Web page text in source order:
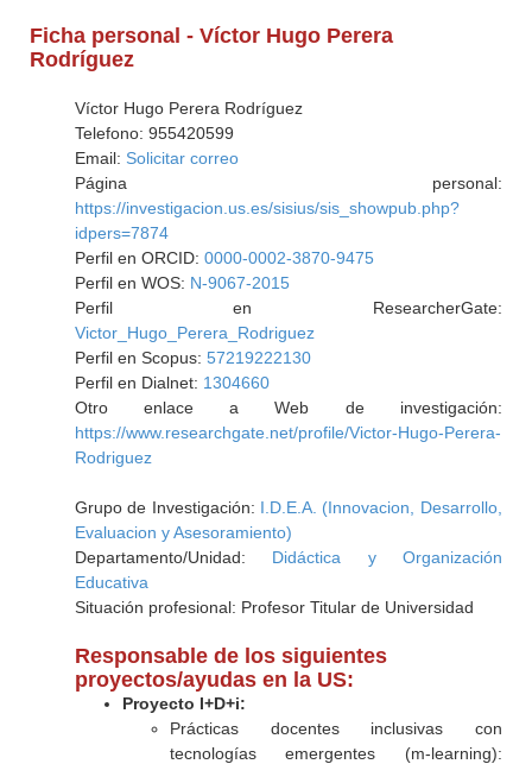
Ficha personal - Víctor Hugo Perera
Rodríguez
Víctor Hugo Perera Rodríguez
Telefono: 955420599
Email: Solicitar correo
Página personal:
https://investigacion.us.es/sisius/sis_showpub.php?
idpers=7874
Perfil en ORCID: 0000-0002-3870-9475
Perfil en WOS: N-9067-2015
Perfil en ResearcherGate:
Victor_Hugo_Perera_Rodriguez
Perfil en Scopus: 57219222130
Perfil en Dialnet: 1304660
Otro enlace a Web de investigación:
https://www.researchgate.net/profile/Victor-Hugo-Perera-
Rodriguez
Grupo de Investigación: I.D.E.A. (Innovacion, Desarrollo,
Evaluacion y Asesoramiento)
Departamento/Unidad: Didáctica y Organización
Educativa
Situación profesional: Profesor Titular de Universidad
Responsable de los siguientes
proyectos/ayudas en la US:
Proyecto I+D+i:
Prácticas docentes inclusivas con
tecnologías emergentes (m-learning):